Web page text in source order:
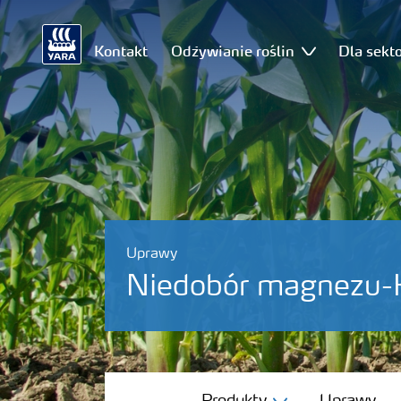
Kontakt Odżywianie roślin Dla
Uprawy
Niedobór magnezu-
Produkty